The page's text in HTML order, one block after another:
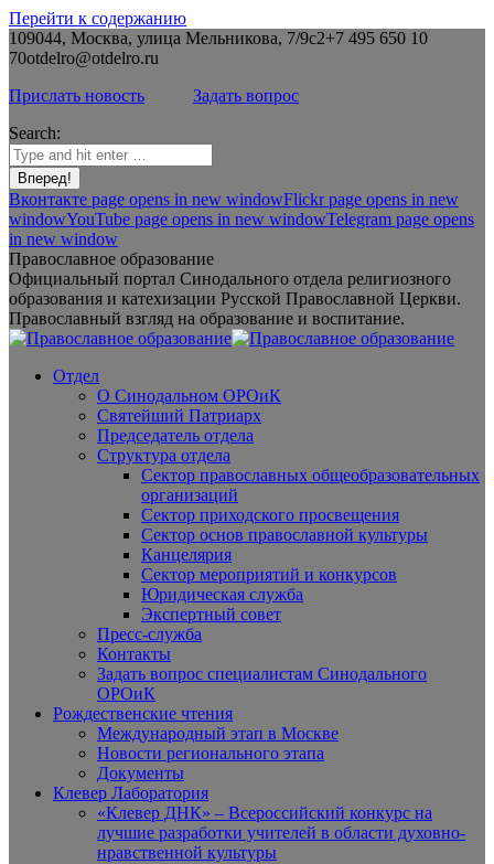
Перейти к содержанию
109044, Москва, улица Мельникова, 7/9с2+7 495 650 10
70otdelro@otdelro.ru
Прислать новость
Задать вопрос
Search:
Вконтакте page opens in new windowFlickr page opens in new
windowYouTube page opens in new windowTelegram page opens
in new window
Православное образование
Официальный портал Синодального отдела религиозного
образования и катехизации Русской Православной Церкви.
Православный взгляд на образование и воспитание.
Отдел
О Синодальном ОРОиК
Святейший Патриарх
Председатель отдела
Структура отдела
Сектор православных общеобразовательных
организаций
Сектор приходского просвещения
Сектор основ православной культуры
Канцелярия
Сектор мероприятий и конкурсов
Юридическая служба
Экспертный совет
Пресс-служба
Контакты
Задать вопрос специалистам Синодального
ОРОиК
Рождественские чтения
Международный этап в Москве
Новости регионального этапа
Документы
Клевер Лаборатория
«Клевер ДНК» – Всероссийский конкурс на
лучшие разработки учителей в области духовно-
нравственной культуры